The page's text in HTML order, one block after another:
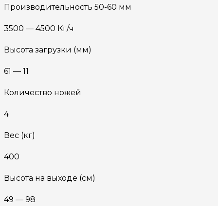
Производительность 50-60 мм
3500 — 4500 Кг/ч
Высота загрузки (мм)
61 — 11
Количество ножей
4
Вес (кг)
400
Высота на выходе (см)
49 — 98